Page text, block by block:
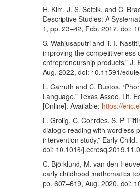
H. Kim, J. S. Sefcik, and C.
Descriptive Studies: A
1, pp. 23–42, Feb. 2017, doi:
S. Wahjusaputri and T. I.
improving the competitiveness
entrepreneurship products,” J.
Aug. 2022, doi: 10.11591/
L. Carruth and C. Bustos,
Language,” Texas Assoc. Lit.
[Online]. Available: https://
L. Grolig, C. Cohrdes, S. P.
dialogic reading with wordless
intervention study,” Early
doi: 10.1016/
C. Björklund, M. van den
early childhood mathematics
pp. 607–619, Aug. 2020, doi: